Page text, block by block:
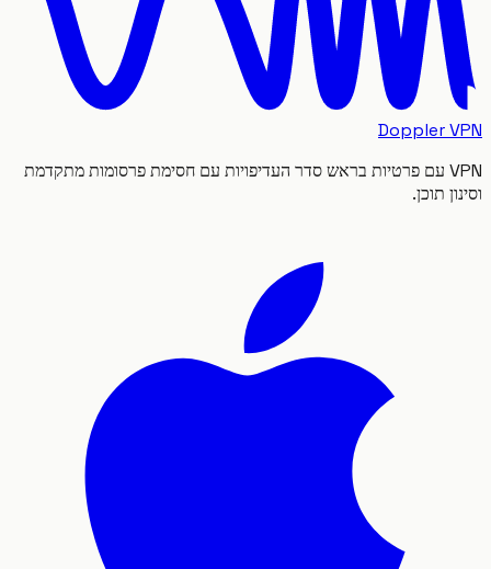
Doppler
VPN עם פרטיות בראש סדר העדיפויות עם חסימת פרסומות מתקדמת
תוכן.